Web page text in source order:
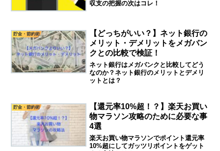
収支の把握の次はコレ！
貯金・節約術
【どっちがいい？】ネット銀行の
メリット・デメリットをメガバン
クとの比較で検証！
ネット銀行はメガバンクと比較してどう
なのか？ネット銀行のメリットとデメリ
ットとは？
貯金・節約術
【還元率10%超！？】楽天お買い
物マラソン攻略のために必要な事
4選
楽天お買い物マラソンでポイント還元率
10%超にしてガッツリポイントをゲット